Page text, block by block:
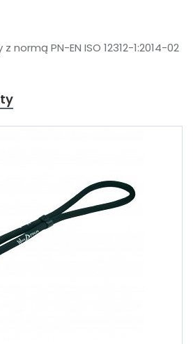
PN-EN ISO 12312-1:2014-02